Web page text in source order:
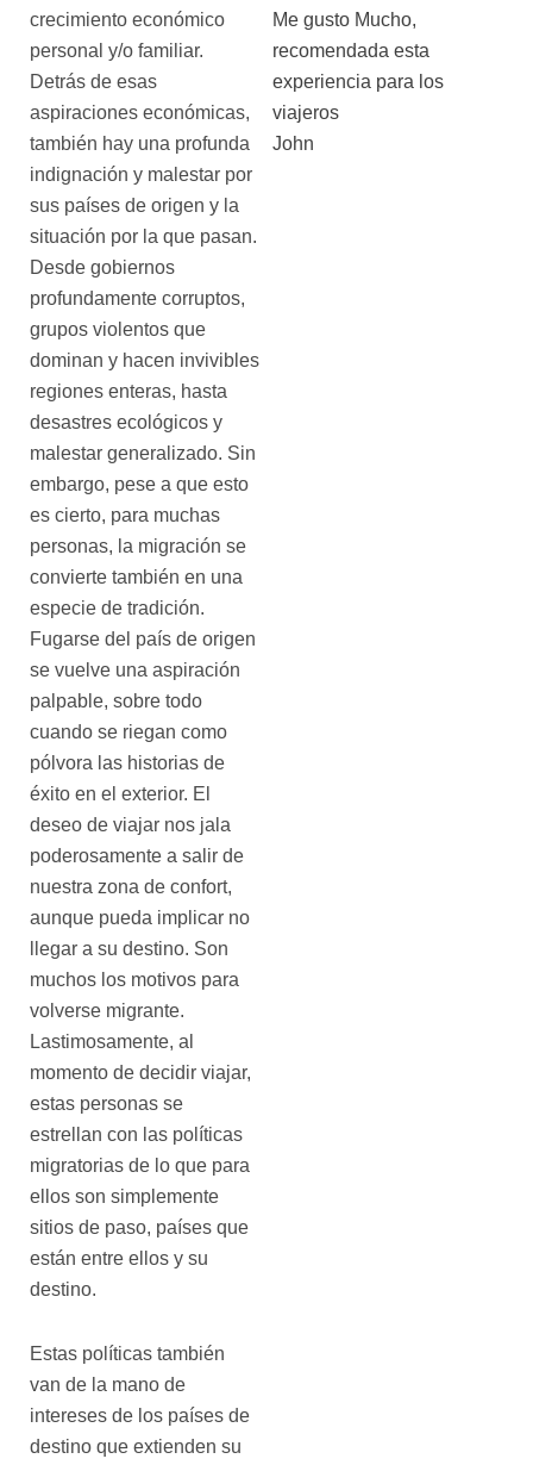
crecimiento económico
personal y/o familiar.
Detrás de esas
aspiraciones económicas,
también hay una profunda
indignación y malestar por
sus países de origen y la
situación por la que pasan.
Desde gobiernos
profundamente corruptos,
grupos violentos que
dominan y hacen invivibles
regiones enteras, hasta
desastres ecológicos y
malestar generalizado. Sin
embargo, pese a que esto
es cierto, para muchas
personas, la migración se
convierte también en una
especie de tradición.
Fugarse del país de origen
se vuelve una aspiración
palpable, sobre todo
cuando se riegan como
pólvora las historias de
éxito en el exterior. El
deseo de viajar nos jala
poderosamente a salir de
nuestra zona de confort,
aunque pueda implicar no
llegar a su destino. Son
muchos los motivos para
volverse migrante.
Lastimosamente, al
momento de decidir viajar,
estas personas se
estrellan con las políticas
migratorias de lo que para
ellos son simplemente
sitios de paso, países que
están entre ellos y su
destino.
Estas políticas también
van de la mano de
intereses de los países de
destino que extienden su
Me gusto Mucho,
recomendada esta
experiencia para los
viajeros
John